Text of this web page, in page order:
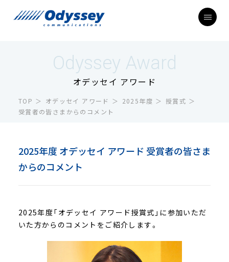
Odyssey Award
オデッセイ アワード
TOP オデッセイ アワード 2025年度
授賞式
受賞者の皆さまからのコメント
2025年度 オデッセイ アワード 受賞者の皆さま
からのコメント
2025年度「オデッセイ アワード授賞式」に参加いただ
いた方からのコメントをご紹介します。